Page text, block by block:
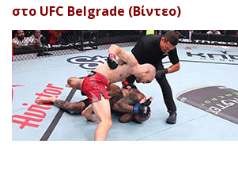
στο UFC Belgrade (Βίντεο)